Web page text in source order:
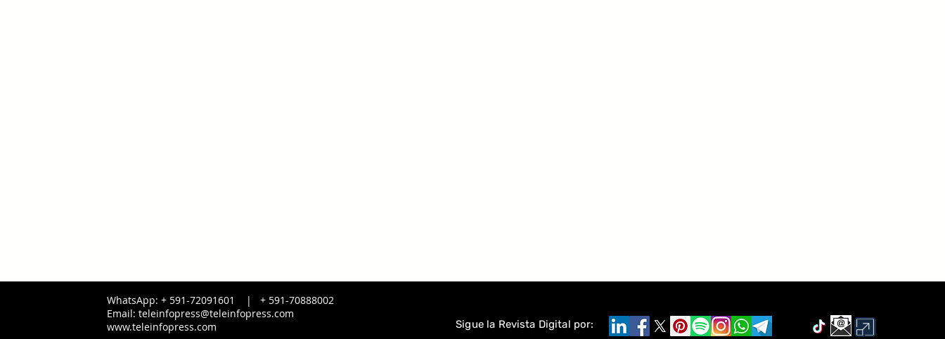
WhatsApp: + 591-72091601 | + 591-70888002
Email: teleinfopress@teleinfopress.com
www.teleinfopress.com
Sigue la Revista Digital por: